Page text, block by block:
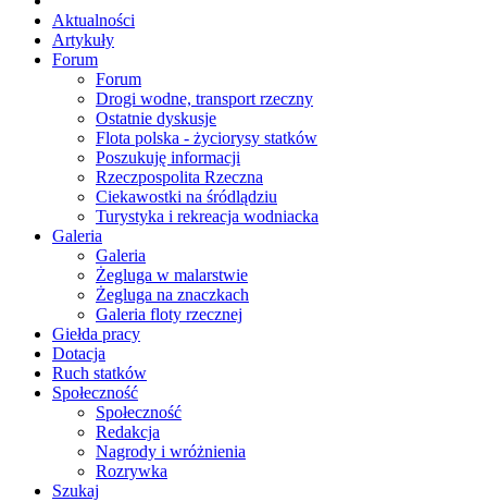
Aktualności
Artykuły
Forum
Forum
Drogi wodne, transport rzeczny
Ostatnie dyskusje
Flota polska - życiorysy statków
Poszukuję informacji
Rzeczpospolita Rzeczna
Ciekawostki na śródlądziu
Turystyka i rekreacja wodniacka
Galeria
Galeria
Żegluga w malarstwie
Żegluga na znaczkach
Galeria floty rzecznej
Giełda pracy
Dotacja
Ruch statków
Społeczność
Społeczność
Redakcja
Nagrody i wróżnienia
Rozrywka
Szukaj